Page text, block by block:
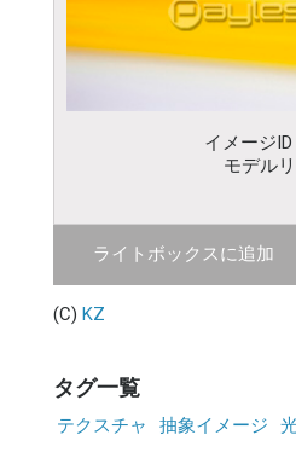
イメージ
モデル
ライトボックスに追加
(C) KZ
タグ一覧
テクスチャ 抽象イメージ